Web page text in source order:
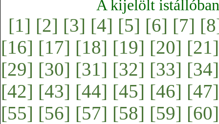
A kijelölt
[1] [2] [3] [4] [5] [6] [7]
[16] [17] [18] [19] [20] [21]
[29] [30] [31] [32] [33] [34]
[42] [43] [44] [45] [46] [47]
[55] [56] [57] [58] [59] [60]